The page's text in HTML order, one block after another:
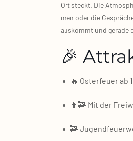
Ort steckt. Die
men oder die
aus­kommt und gera­de
🎉
🔥 Oster­feu­er ab
👨‍🚒 Mit der
🚒